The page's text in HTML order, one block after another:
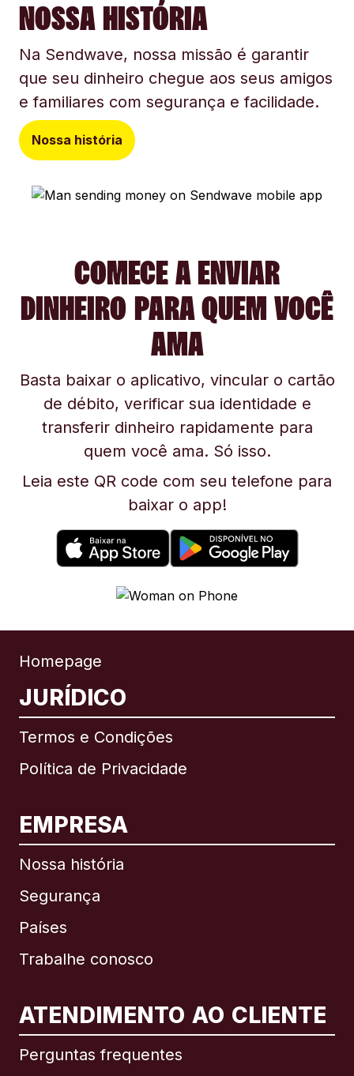
NOSSA HISTÓRIA
Na Sendwave, nossa missão é garantir
que seu dinheiro chegue aos seus amigos
e familiares com segurança e facilidade.
Nossa história
COMECE A ENVIAR
DINHEIRO PARA QUEM VOCÊ
AMA
Basta baixar o aplicativo, vincular o cartão
de débito, verificar sua identidade e
transferir dinheiro rapidamente para
quem você ama. Só isso.
Leia este QR code com seu telefone para
baixar o app!
Homepage
JURÍDICO
Termos e Condições
Política de Privacidade
EMPRESA
Nossa história
Segurança
Países
Trabalhe conosco
ATENDIMENTO AO CLIENTE
Perguntas frequentes
Internacional English